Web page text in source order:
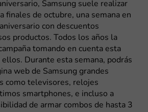
Samsung suele realizar
finales de octubre, una semana en
con descuentos
productos. Todos los años la
tomando en cuenta esta
ellos. Durante esta semana, podrás
web de Samsung grandes
como televisores, relojes
smartphones, e incluso a
de armar combos de hasta 3